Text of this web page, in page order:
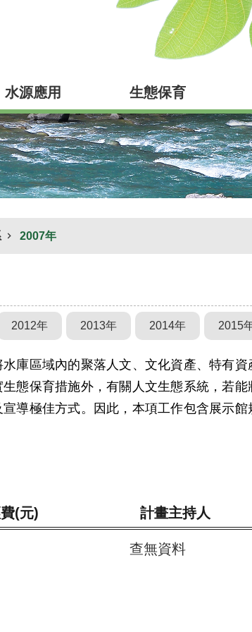
水源應用 生態保育
2007年
2012年 2013年 2014年 2015
庫區域內的聚落人文、文化資產、特有
態保育措施外，有關人文生態系統，若
導極佳方式。因此，本項工作包含展示
(元) 計畫主持人
查無資料